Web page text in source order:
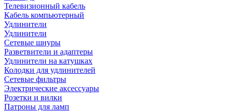
Телевизионный кабель
Кабель компьютерный
Удлинители
Удлинители
Сетевые шнуры
Разветвители и адаптеры
Удлинители на катушках
Колодки для удлинителей
Сетевые фильтры
Электрические аксессуары
Розетки и вилки
Патроны для ламп